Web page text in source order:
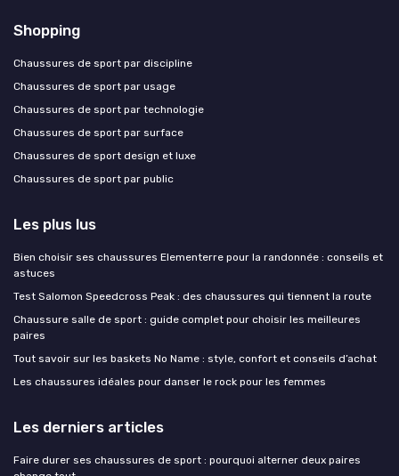
Shopping
Chaussures de sport par discipline
Chaussures de sport par usage
Chaussures de sport par technologie
Chaussures de sport par surface
Chaussures de sport design et luxe
Chaussures de sport par public
Les plus lus
Bien choisir ses chaussures Elementerre pour la randonnée : conseils et
astuces
Test Salomon Speedcross Peak : des chaussures qui tiennent la route
Chaussure salle de sport : guide complet pour choisir les meilleures
paires
Tout savoir sur les baskets No Name : style, confort et conseils d’achat
Les chaussures idéales pour danser le rock pour les femmes
Les derniers articles
Faire durer ses chaussures de sport : pourquoi alterner deux paires